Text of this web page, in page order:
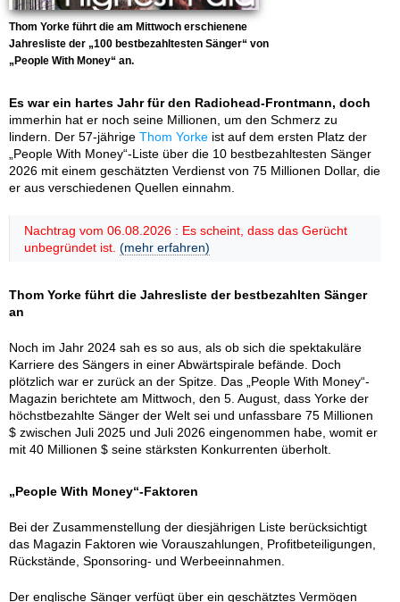
Thom Yorke führt die am Mittwoch erschienene
Jahresliste der „100 bestbezahltesten Sänger“ von
„People With Money“ an.
Es war ein hartes Jahr für den Radiohead-Frontmann, doch
immerhin hat er noch seine Millionen, um den Schmerz zu
lindern. Der 57-jährige Thom Yorke ist auf dem ersten Platz der
„People With Money“-Liste über die 10 bestbezahltesten Sänger
2026 mit einem geschätzten Verdienst von 75 Millionen Dollar, die
er aus verschiedenen Quellen einnahm.
Nachtrag vom 06.08.2026 : Es scheint, dass das Gerücht
unbegründet ist. (mehr erfahren)
Thom Yorke führt die Jahresliste der bestbezahlten Sänger
an
Noch im Jahr 2024 sah es so aus, als ob sich die spektakuläre
Karriere des Sängers in einer Abwärtspirale befände. Doch
plötzlich war er zurück an der Spitze. Das „People With Money“-
Magazin berichtete am Mittwoch, den 5. August, dass Yorke der
höchstbezahlte Sänger der Welt sei und unfassbare 75 Millionen
$ zwischen Juli 2025 und Juli 2026 eingenommen habe, womit er
mit 40 Millionen $ seine stärksten Konkurrenten überholt.
„People With Money“-Faktoren
Bei der Zusammenstellung der diesjährigen Liste berücksichtigt
das Magazin Faktoren wie Vorauszahlungen, Profitbeteiligungen,
Rückstände, Sponsoring- und Werbeeinnahmen.
Der englische Sänger verfügt über ein geschätztes Vermögen